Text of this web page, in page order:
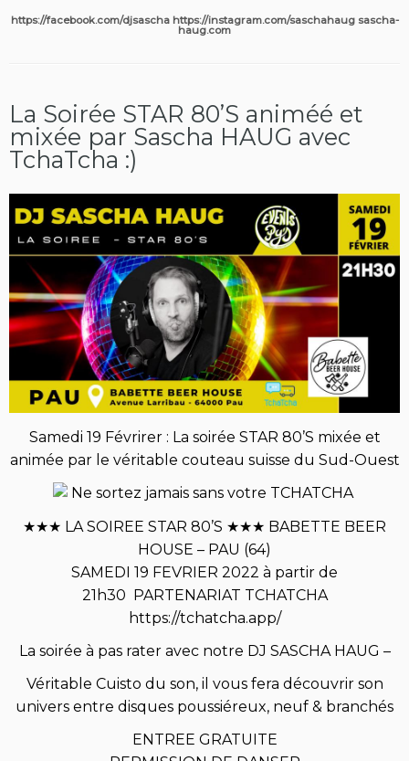
https://facebook.com/djsascha https://instagram.com/saschahaug sascha-
haug.com
La Soirée STAR 80’S animéé et
mixée par Sascha HAUG avec
TchaTcha :)
Samedi 19 Févrirer : La soirée STAR 80’S mixée et
animée par le véritable couteau suisse du Sud-Ouest
Ne sortez jamais sans votre TCHATCHA
★★★ LA SOIREE STAR 80’S ★★★ BABETTE BEER
HOUSE – PAU (64)
SAMEDI 19 FEVRIER 2022 à partir de
21h30 PARTENARIAT TCHATCHA
https://tchatcha.app/
La soirée à pas rater avec notre DJ SASCHA HAUG –
Véritable Cuisto du son, il vous fera découvrir son
univers entre disques poussiéreux, neuf & branchés
ENTREE GRATUITE